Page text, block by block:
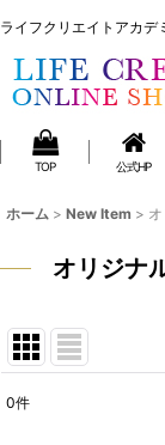
ライフクリエイトアカ
TOP 公式HP
ホーム > New Item >
オリジナ
0件